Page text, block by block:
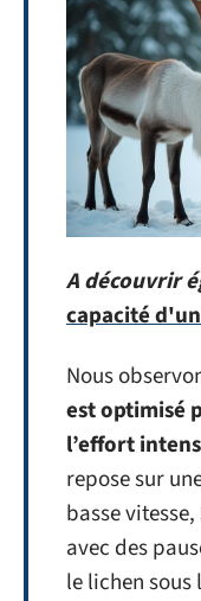
A découvrir
capacité
Nous
est optimisé
l’effort
repose sur
basse
avec des
le lichen sous